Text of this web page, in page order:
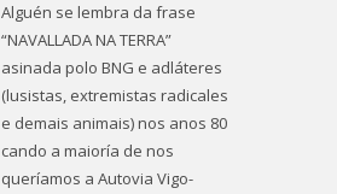
Alguén se lembra da frase
“NAVALLADA NA TERRA”
asinada polo BNG e adláteres
(lusistas, extremistas radicales
e demais animais) nos anos 80
cando a maioría de nos
queríamos a Autovia Vigo-